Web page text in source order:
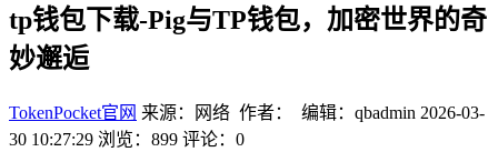
tp钱包下载-Pig与TP钱包，加密世界的奇
妙邂逅
TokenPocket官网 来源：网络 作者： 编辑：qbadmin 2026-03-
30 10:27:29 浏览：899 评论：0